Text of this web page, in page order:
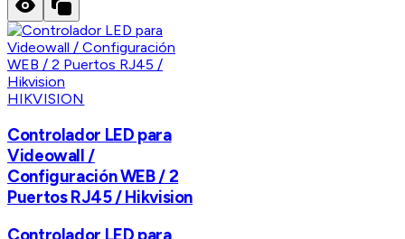
HIKVISION
Controlador LED para
Videowall /
Configuración WEB / 2
Puertos RJ45 / Hikvision
Controlador LED para